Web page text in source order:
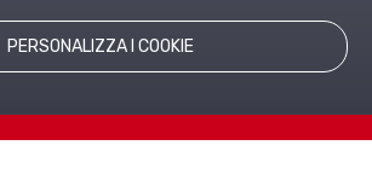
PERSONALIZZA I COOKIE